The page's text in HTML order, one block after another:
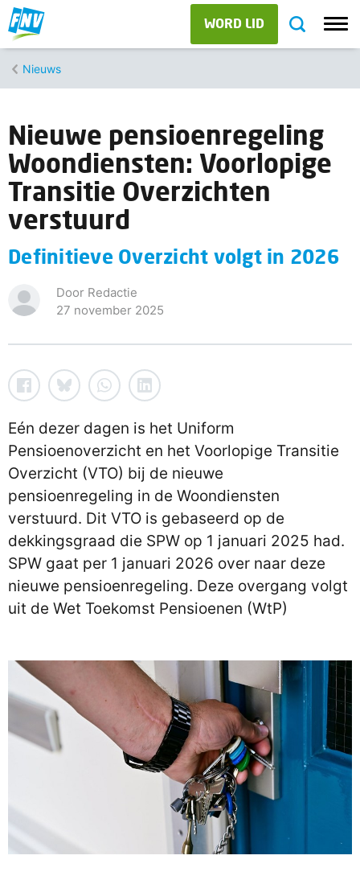
WORD LID
Nieuws
Nieuwe pensioenregeling
Woondiensten: Voorlopige
Transitie Overzichten
verstuurd
Definitieve Overzicht volgt in 2026
Door Redactie
27 november 2025
Eén dezer dagen is het Uniform
Pensioenoverzicht en het Voorlopige Transitie
Overzicht (VTO) bij de nieuwe
pensioenregeling in de Woondiensten
verstuurd. Dit VTO is gebaseerd op de
dekkingsgraad die SPW op 1 januari 2025 had.
SPW gaat per 1 januari 2026 over naar deze
nieuwe pensioenregeling. Deze overgang volgt
uit de Wet Toekomst Pensioenen (WtP)